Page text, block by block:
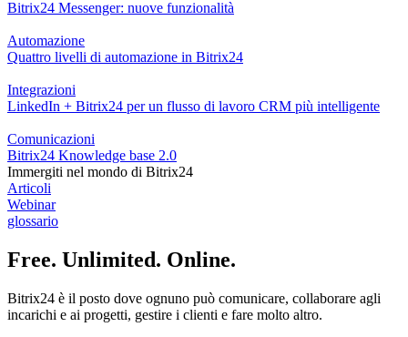
Bitrix24 Messenger: nuove funzionalità
Automazione
Quattro livelli di automazione in Bitrix24
Integrazioni
LinkedIn + Bitrix24 per un flusso di lavoro CRM più intelligente
Comunicazioni
Bitrix24 Knowledge base 2.0
Immergiti nel mondo di Bitrix24
Articoli
Webinar
glossario
Free. Unlimited. Online.
Bitrix24 è il posto dove ognuno può comunicare, collaborare agli
incarichi e ai progetti, gestire i clienti e fare molto altro.